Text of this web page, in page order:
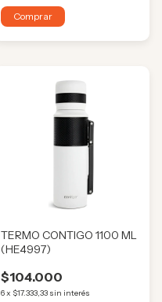
Comprar
TERMO CONTIGO 1100 ML
(HE4997)
$104.000
6x $17.333,33 sin interés